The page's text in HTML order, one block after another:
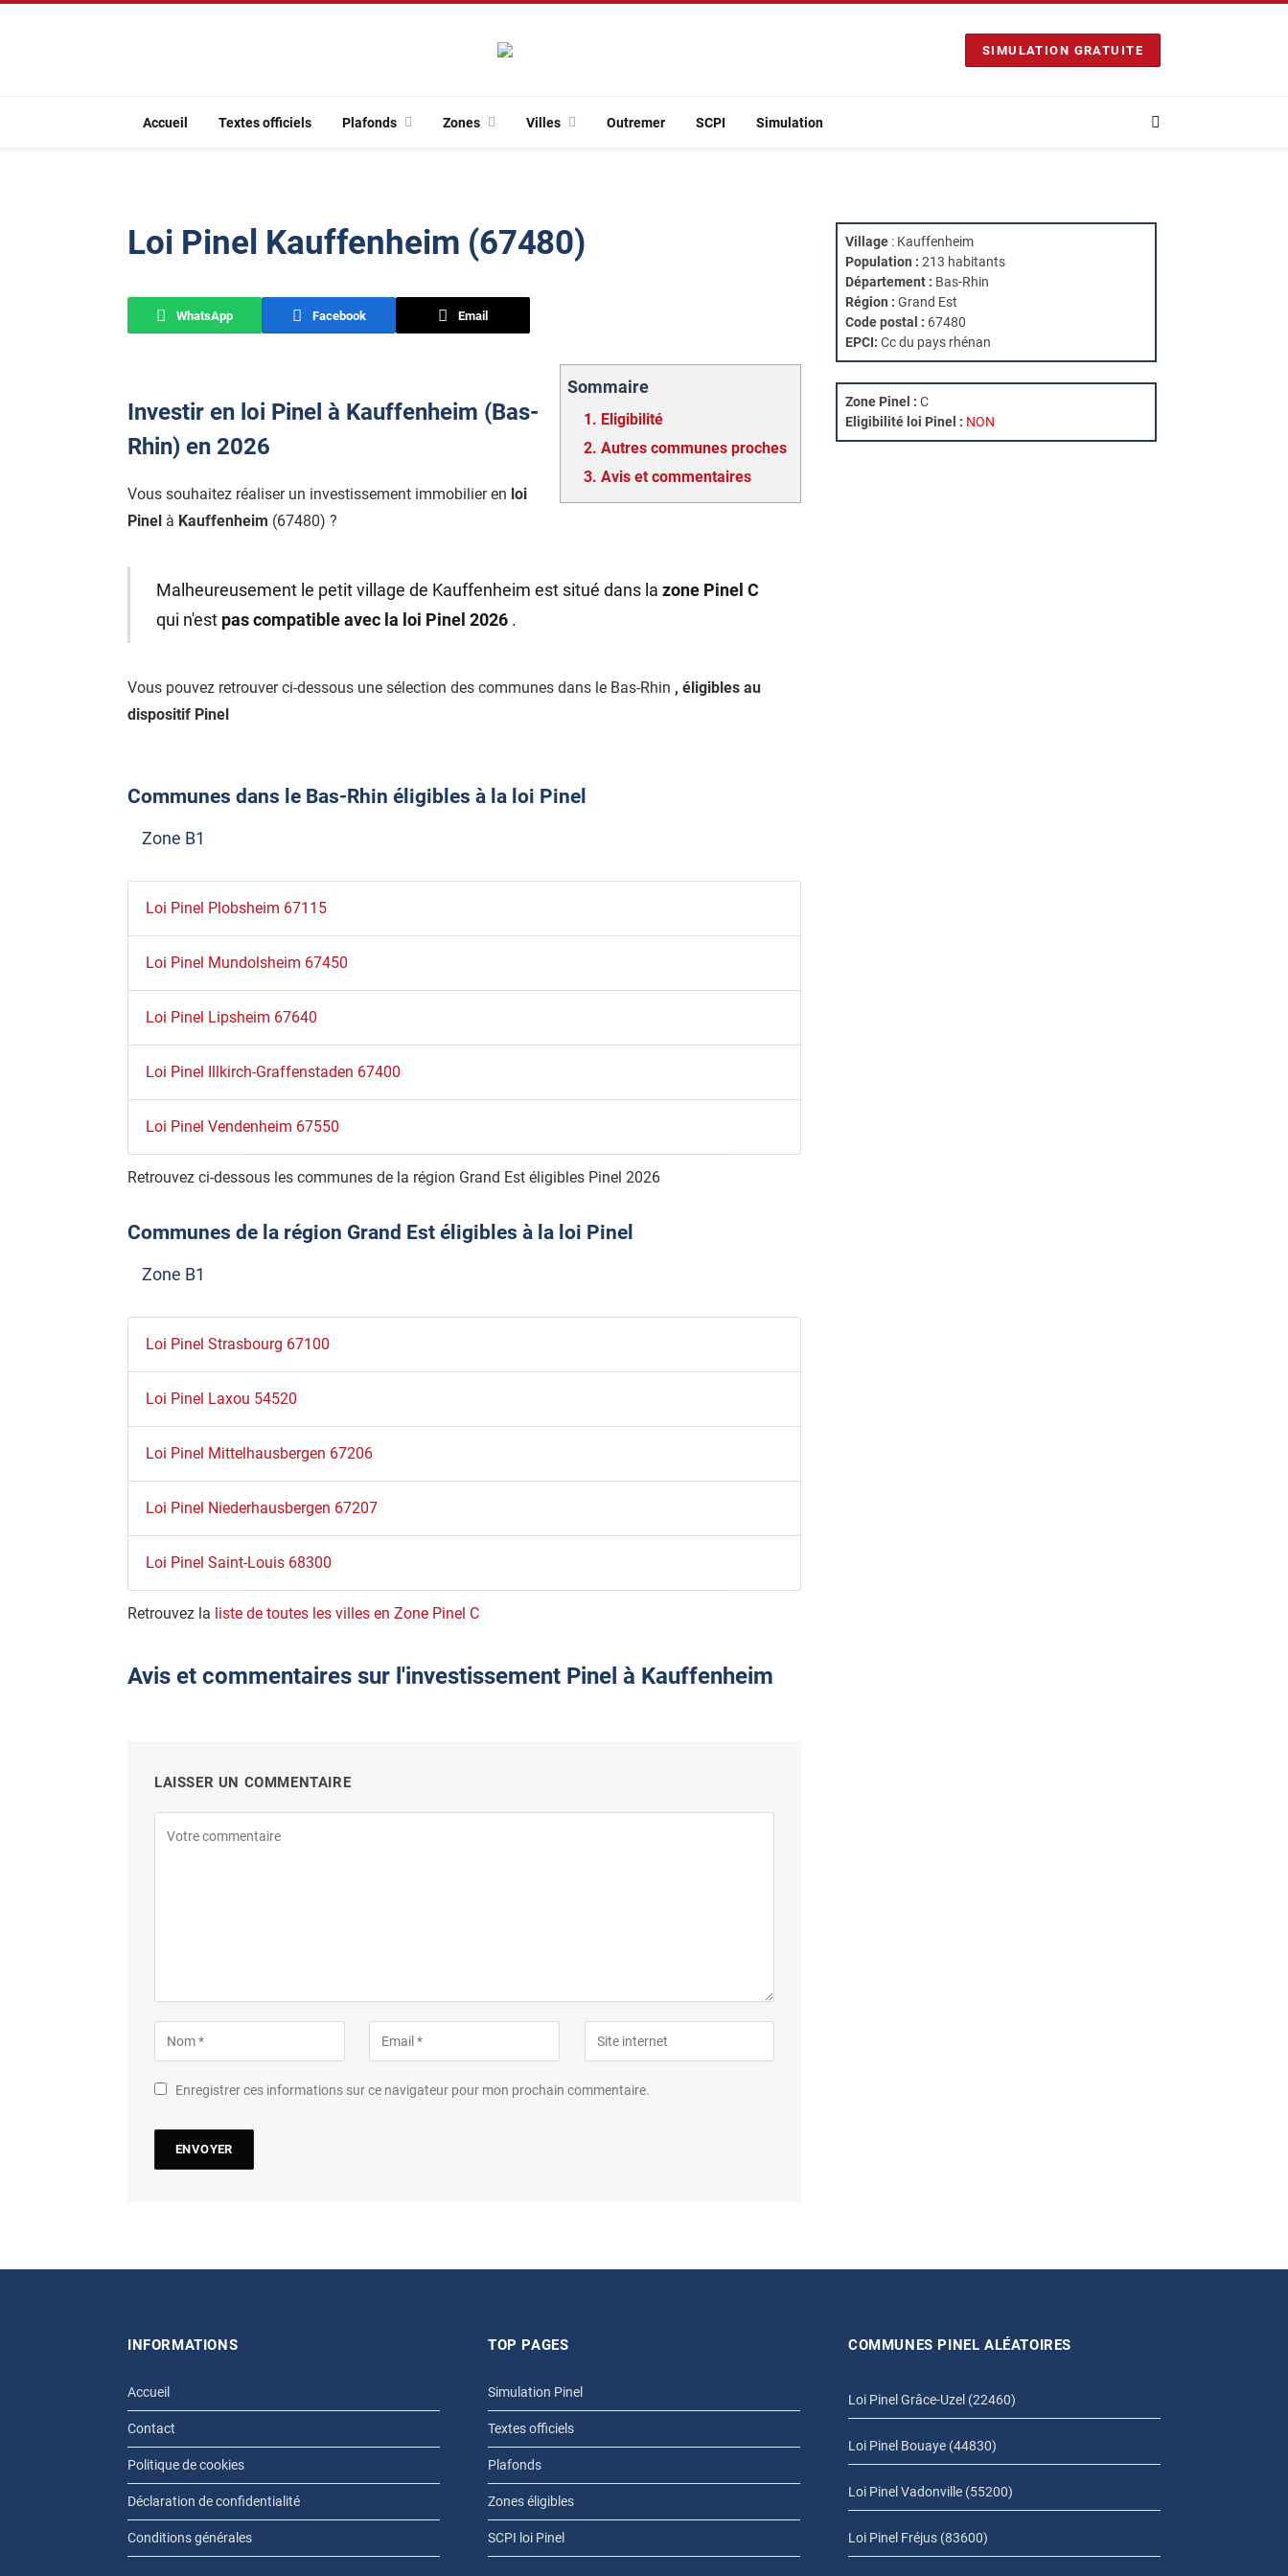
SIMULATION GRATUITE
Accueil Textes officiels Plafonds Zones Villes Outremer SCPI Simulation
Loi Pinel Kauffenheim (67480)
WhatsApp Facebook Email
Sommaire
1. Eligibilité
2. Autres communes proches
3. Avis et commentaires
Investir en loi Pinel à Kauffenheim (Bas-
Rhin) en 2026
Vous souhaitez réaliser un investissement immobilier en loi
Pinel à Kauffenheim (67480) ?
Malheureusement le petit village de Kauffenheim est situé dans la zone Pinel C
qui n'est pas compatible avec la loi Pinel 2026 .
Vous pouvez retrouver ci-dessous une sélection des communes dans le Bas-Rhin , éligibles au
dispositif Pinel
Communes dans le Bas-Rhin éligibles à la loi Pinel
Zone B1
Loi Pinel Plobsheim 67115
Loi Pinel Mundolsheim 67450
Loi Pinel Lipsheim 67640
Loi Pinel Illkirch-Graffenstaden 67400
Loi Pinel Vendenheim 67550
Retrouvez ci-dessous les communes de la région Grand Est éligibles Pinel 2026
Communes de la région Grand Est éligibles à la loi Pinel
Zone B1
Loi Pinel Strasbourg 67100
Loi Pinel Laxou 54520
Loi Pinel Mittelhausbergen 67206
Loi Pinel Niederhausbergen 67207
Loi Pinel Saint-Louis 68300
Retrouvez la liste de toutes les villes en Zone Pinel C
Avis et commentaires sur l'investissement Pinel à Kauffenheim
LAISSER UN COMMENTAIRE
Enregistrer ces informations sur ce navigateur pour mon prochain commentaire.
Village : Kauffenheim
Population : 213 habitants
Département : Bas-Rhin
Région : Grand Est
Code postal : 67480
EPCI: Cc du pays rhénan
Zone Pinel : C
Eligibilité loi Pinel : NON
INFORMATIONS
Accueil
Contact
Politique de cookies
Déclaration de confidentialité
Conditions générales
TOP PAGES
Simulation Pinel
Textes officiels
Plafonds
Zones éligibles
SCPI loi Pinel
COMMUNES PINEL ALÉATOIRES
Loi Pinel Grâce-Uzel (22460)
Loi Pinel Bouaye (44830)
Loi Pinel Vadonville (55200)
Loi Pinel Fréjus (83600)